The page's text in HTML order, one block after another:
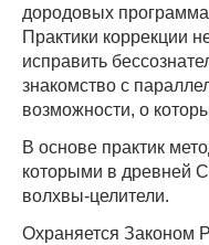
дородовых
Практики коррекции
исправить
знакомство с
возможности, о
В основе практик
которыми в древней
волхвы-целители.
Охраняется Законом